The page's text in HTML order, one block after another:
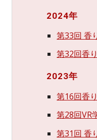
2024年
第33回 香
第32回香
2023年
第16回香
第28回
第31回 香